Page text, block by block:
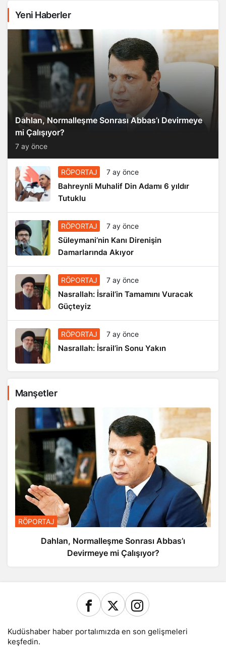
Yeni Haberler
Dahlan, Normalleşme Sonrası Abbas’ı Devirmeye
mi Çalışıyor?
7 ay önce
RÖPORTAJ 7 ay önce
Bahreynli Muhalif Din Adamı 6 yıldır
Tutuklu
RÖPORTAJ 7 ay önce
Süleymani’nin Kanı Direnişin
Damarlarında Akıyor
RÖPORTAJ 7 ay önce
Nasrallah: İsrail’in Tamamını Vuracak
Güçteyiz
RÖPORTAJ 7 ay önce
Nasrallah: İsrail’in Sonu Yakın
Manşetler
RÖPORTAJ
Dahlan, Normalleşme Sonrası Abbas’ı
Devirmeye mi Çalışıyor?
Kudüshaber haber portalımızda en son gelişmeleri
keşfedin.